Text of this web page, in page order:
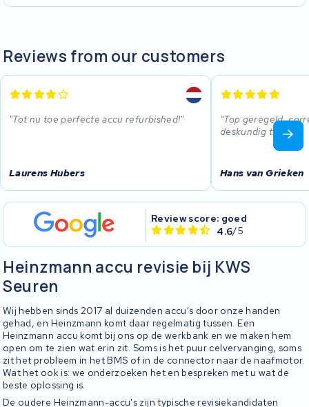
Reviews from our customers
Tot nu toe perfecte accu refurbished!
Laurens Hubers
Top geregeld,
deskundig team.
Hans van Grieken
Review score: goed
4.6/5
Heinzmann accu revisie bij KWS
Seuren
Wij hebben sinds 2017 al duizenden accu's door onze handen
gehad, en Heinzmann komt daar regelmatig tussen. Een
Heinzmann accu komt bij ons op de werkbank en we maken hem
open om te zien wat erin zit. Soms is het puur celvervanging, soms
zit het probleem in het BMS of in de connector naar de naafmotor.
Wat het ook is: we onderzoeken het en bespreken met u wat de
beste oplossing is.
De oudere Heinzmann-accu's zijn typische revisiekandidaten